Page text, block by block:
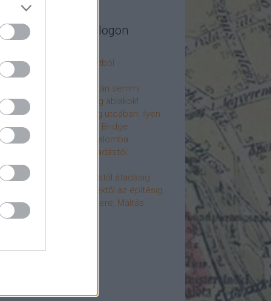
cikkek a blogon
fogorvosi rendelő a múltból
a 4-es metrón
tervezik, megígérik, aztán semmi
újjászülettek az ólomüveg ablakok!
terek a Mérleg utcában: ilyen
a Mamaison Hotel Chain Bridge
költözött a Hengermalomba
története: az átadástól
története: építéstől átadásig
története: ötletektől az építésig
elfeledett mestere, Máltás